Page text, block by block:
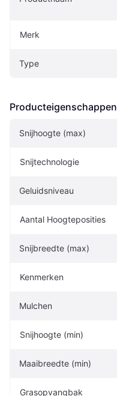
Merk
Type
Producteigenschappen
Snijhoogte (max)
Snijtechnologie
Geluidsniveau
Aantal Hoogteposities
Snijbreedte (max)
Kenmerken
Mulchen
Snijhoogte (min)
Maaibreedte (min)
Grasopvangbak